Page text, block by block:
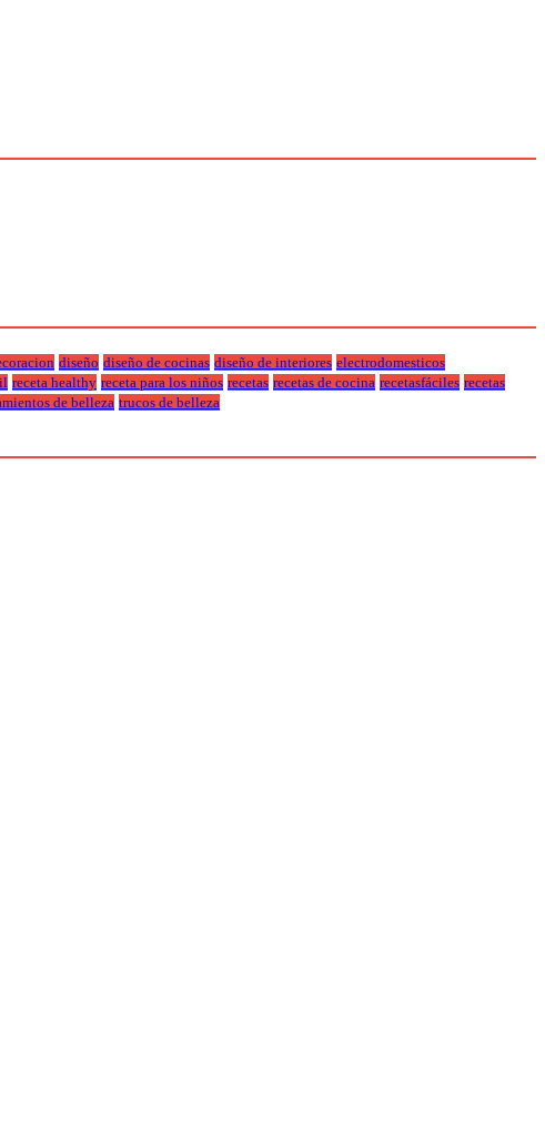
diseño diseño de cocinas diseño de interiores electrodomesticos
receta healthy receta para los niños recetas recetas de cocina recetasfáciles recetas
de belleza trucos de belleza